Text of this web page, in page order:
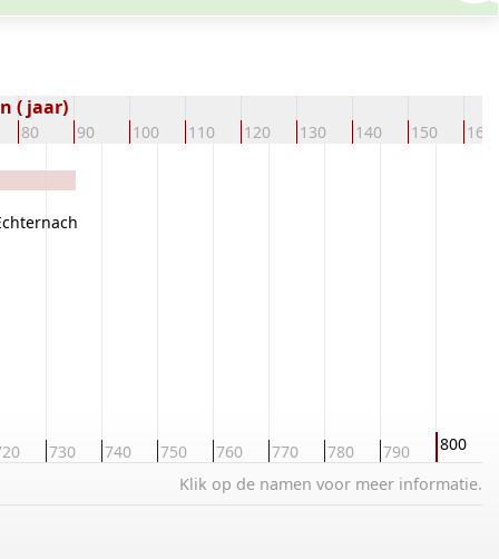
80 90 100 110 120 130 140 150 160
( jaar)
730 740 750 760 770 780 790 800
Klik op de namen voor meer informatie.